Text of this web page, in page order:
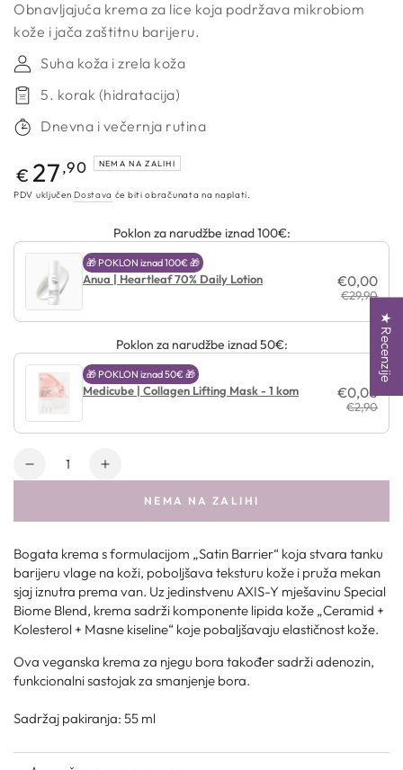
Obnavljajuća krema za lice koja podržava mikrobiom
kože i jača zaštitnu barijeru.
Suha koža i zrela koža
5. korak (hidratacija)
Dnevna i večernja rutina
Redovna
cijena
€ 27,90 NEMA NA ZALIHI
PDV uključenDostava će biti obračunata na naplati.
Poklon za narudžbe iznad 100€:
🎁 POKLON iznad 100€ 🎁
Anua | Heartleaf 70% Daily Lotion €0,00
€29,90
Poklon za narudžbe iznad 50€:
🎁 POKLON iznad 50€ 🎁
Medicube | Collagen Lifting Mask - 1 kom €0,00
€2,90
Količina
NEMA NA ZALIHI
Bogata krema s formulacijom „Satin Barrier“ koja stvara tanku
barijeru vlage na koži, poboljšava teksturu kože i pruža mekan
sjaj iznutra prema van. Uz jedinstvenu AXIS-Y mješavinu Special
Biome Blend, krema sadrži komponente lipida kože „Ceramid +
Kolesterol + Masne kiseline“ koje pobaljšavaju elastičnost kože.
Ova veganska krema za njegu bora također sadrži adenozin,
funkcionalni sastojak za smanjenje bora.
Sadržaj pakiranja: 55 ml
★ Recenzije